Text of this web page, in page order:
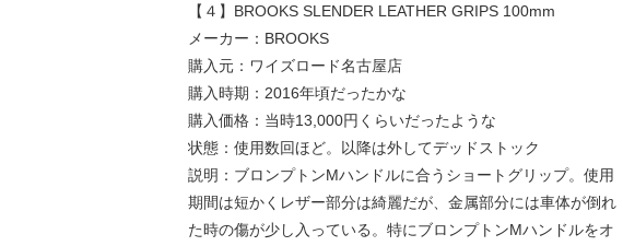
【４】BROOKS SLENDER LEATHER GRIPS 100mm
メーカー：BROOKS
購入元：ワイズロード名古屋店
購入時期：2016年頃だったかな
購入価格：当時13,000円くらいだったような
状態：使用数回ほど。以降は外してデッドストック
説明：ブロンプトンMハンドルに合うショートグリップ。使用
期間は短かくレザー部分は綺麗だが、金属部分には車体が倒れ
た時の傷が少し入っている。特にブロンプトンMハンドルをオ